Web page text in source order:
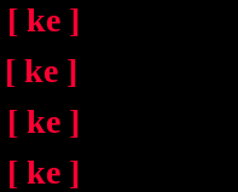
[ ke ]
[ ke ]
[ ke ]
[ ke ]